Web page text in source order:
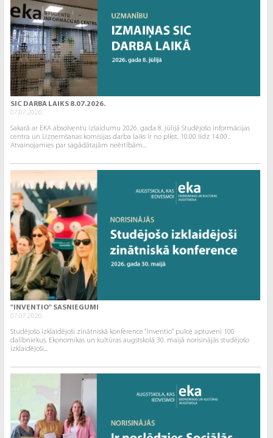
SIC DARBA LAIKS 8.07.2026.
07.07.2026.
Sakarā ar EKA absolventu izlaidumu 2026. gada 8. jūlijā Studējošo informācijas
centra un Uzņemšanas komisijas darba laiks ir no plkst. 10.00 līdz 14.00..
Atvainojamies par sagādātajām neērtībām...
"INVENTIO" SASNIEGUMI
07.07.2026.
Studējošo izklaidējoši zinātniskā konference “Inventio” pulcē aptuveni 100
dalībniekus. Ekonomikas un kultūras augstskolā 30. maijā norisinājās studējošo
izklaidējoši...